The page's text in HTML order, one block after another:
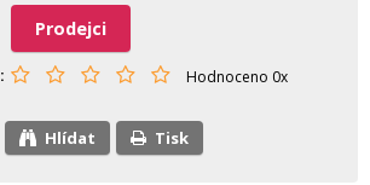
Prodejci
Hodnoceno 0x
Hlídat Tisk